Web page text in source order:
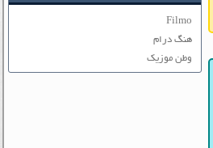
Filmo
هنگ درام
وطن موزیک